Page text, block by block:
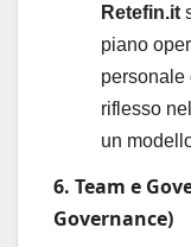
Retefin.it
piano
personale
riflesso
un
6. Team e
Governance)